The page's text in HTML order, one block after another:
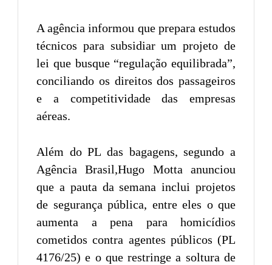
A agência informou que prepara estudos
técnicos para subsidiar um projeto de
lei que busque “regulação equilibrada”,
conciliando os direitos dos passageiros
e a competitividade das empresas
aéreas.
Além do PL das bagagens, segundo a
Agência Brasil,Hugo Motta anunciou
que a pauta da semana inclui projetos
de segurança pública, entre eles o que
aumenta a pena para homicídios
cometidos contra agentes públicos (PL
4176/25) e o que restringe a soltura de